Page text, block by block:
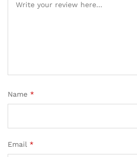
Name *
Email *